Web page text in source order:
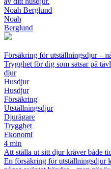
Noah Berglund
Noah
Berglund
Försäkring för utställningsdjur –
Trygghet för dig som satsar på
djur
Husdjur
Husdjur
Försäkring
Utställningsdjur
Djurägare
Trygghet
Ekonomi
4 min
Att ställa ut sitt djur kräver både
En försäkring för utställningsdjur